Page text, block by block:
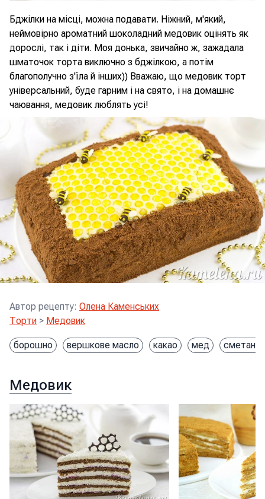
Бджілки на місці, можна подавати. Ніжний, м'який,
неймовірно ароматний шоколадний медовик оцінять як
дорослі, так і діти. Моя донька, звичайно ж, зажадала
шматочок торта виключно з бджілкою, а потім
благополучно з'їла й інших)) Вважаю, що медовик торт
універсальний, буде гарним і на свято, і на домашнє
чаювання, медовик люблять усі!
Автор рецепту: Олена Каменських
Торти > Медовик
борошно вершкове масло какао мед сметана
Медовик